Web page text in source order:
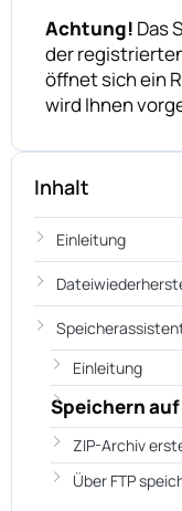
Achtung! Das
der
öffnet sich ein
wird Ihnen
Inhalt
Einleitung
Einleitung
Speichern
ZIP-Archiv
Über FTP